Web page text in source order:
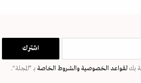
بكلقواعد الخصوصيةوالشروط الخاصة بـ “المجلة".